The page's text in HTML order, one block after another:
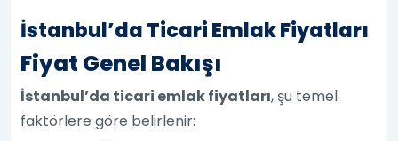
İstanbul’da Ticari Emlak Fiyatları
Fiyat Genel Bakışı
İstanbul’da ticari emlak fiyatları, şu temel
faktörlere göre belirlenir: